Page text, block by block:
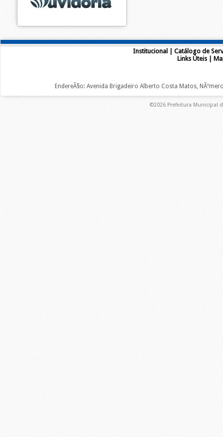
Institucional
Catálogo de
Links Úteis
EndereÃ§o: Avenida Brigadeiro Alberto Costa Matos,
©2026 Prefeitura Municipal